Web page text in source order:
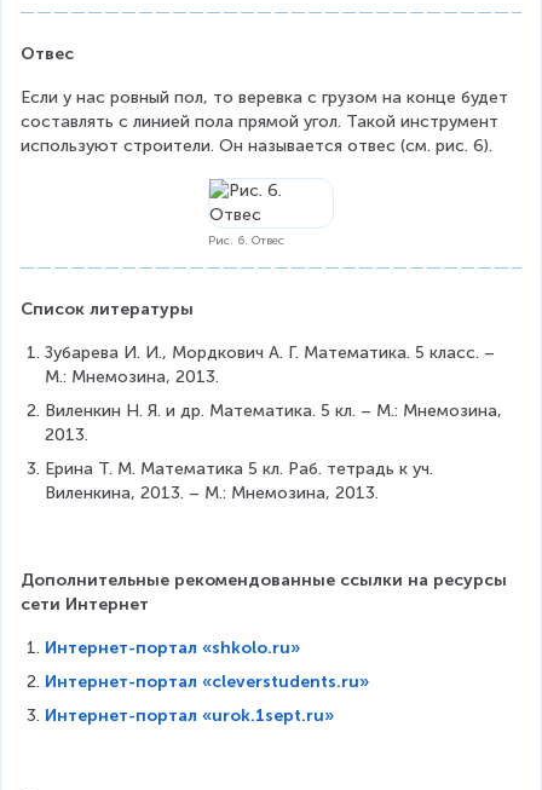
Отвес
Если у нас ровный пол, то веревка с грузом на конце будет
составлять с линией пола прямой угол. Такой инструмент
используют строители. Он называется отвес (см. рис. 6).
Рис. 6. Отвес
Список литературы
Зубарева И. И., Мордкович А. Г. Математика. 5 класс. –
М.: Мнемозина, 2013.
Виленкин Н. Я. и др. Математика. 5 кл. – М.: Мнемозина,
2013.
Ерина Т. М. Математика 5 кл. Раб. тетрадь к уч.
Виленкина, 2013. – М.: Мнемозина, 2013.
Дополнительные рекомендованные ссылки на ресурсы
сети Интернет
Интернет-портал «shkolo.ru»
Интернет-портал «cleverstudents.ru»
Интернет-портал «urok.1sept.ru»